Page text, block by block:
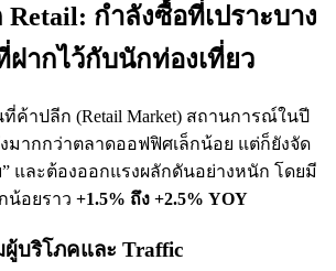
Retail: กำลังซื้อที่เปราะบาง
ากไว้กับนักท่องเที่ยว
ค้าปลีก (Retail Market) สถานการณ์ในปี
มากกว่าตลาดออฟฟิศเล็กน้อย แต่ก็ยังจัด
และต้องออกแรงผลักดันอย่างหนัก โดยมี
น้อยราว +1.5% ถึง +2.5% YOY
บริโภคและ Traffic